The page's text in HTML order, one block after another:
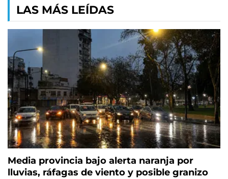
LAS MÁS LEÍDAS
Media provincia bajo alerta naranja por
lluvias, ráfagas de viento y posible granizo